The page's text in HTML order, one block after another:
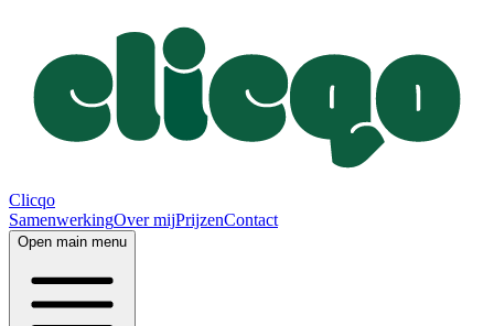
Clicqo
SamenwerkingOver mijPrijzenContact
Open main menu